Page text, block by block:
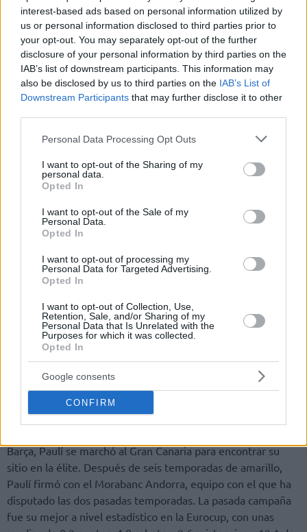
interest-based ads based on personal information utilized by
us or personal information disclosed to third parties prior to
your opt-out. You may separately opt-out of the further
disclosure of your personal information by third parties on the
IAB’s list of downstream participants. This information may
also be disclosed by us to third parties on the IAB’s List of
Downstream Participants that may further disclose it to other
Please note that this website/app uses one or more Google
not limited to your visit or usage behaviour. You may click to
grant or deny consent to Google and its third-party tags to
use your data for below specified purposes in below Google
consent section.
Personal Data Processing Opt Outs
I want to opt-out of the Sharing of my
personal data.
Opted In
I want to opt-out of the Sale of my
Personal Data.
Opted In
I want to opt-out of processing my
Personal Data for Targeted Advertising.
Opted In
I want to opt-out of Collection, Use,
Retention, Sale, and/or Sharing of my
Personal Data that Is Unrelated with the
Purposes for which it was collected.
Opted In
Google consents
CONFIRM
Barça, Paulí se marchó al Gran Canaria para encontrar su
sitio en la élite. Después de seis temporadas de amarillo,
Paulí firmó con el Morabanc Andorra, equipo con el que ha
disputado las dos pasadas temporadas. La pasada campaña
fue su mejor a nivel estadístico en la Eurocup, con unas